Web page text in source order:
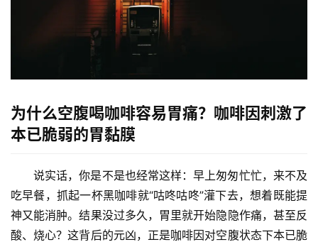
为什么空腹喝咖啡容易胃痛？咖啡因刺激了
本已脆弱的胃黏膜
说实话，你是不是也经常这样：早上匆匆忙忙，来不及
吃早餐，抓起一杯黑咖啡就“咕咚咕咚”灌下去，想着既能提
神又能消肿。结果没过多久，胃里就开始隐隐作痛，甚至反
酸、烧心？这背后的元凶，正是咖啡因对空腹状态下本已脆